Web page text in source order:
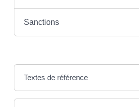
Sanctions
Textes de référence